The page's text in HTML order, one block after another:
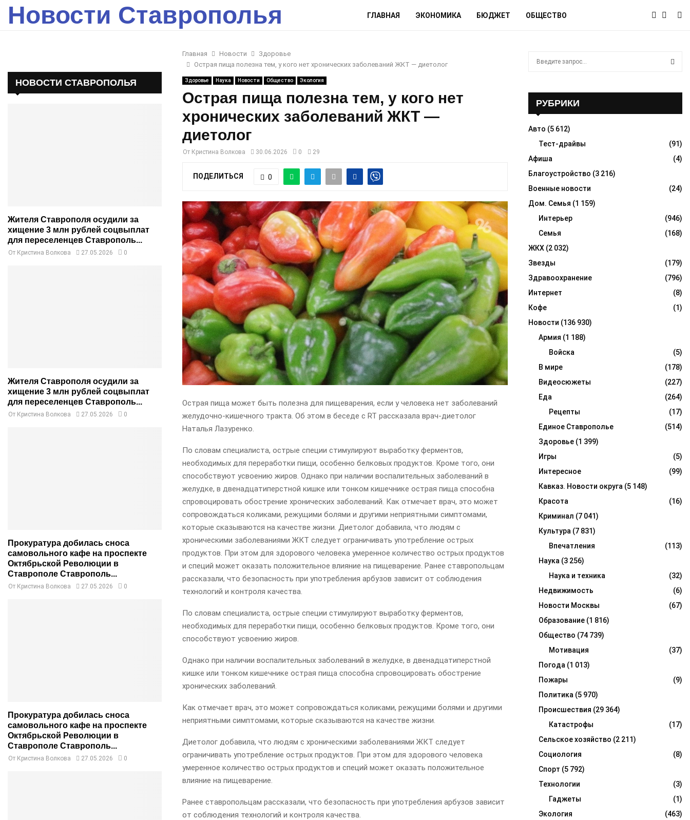
Новости Ставрополья ГЛАВНАЯ ЭКОНОМИКА БЮДЖЕТ ОБЩЕСТВО
Главная Новости
Здоровье
Острая пища полезна тем, у кого нет хронических заболеваний ЖКТ — диетолог
Здоровье Наука Новости Общество Экология
Острая пища полезна тем, у кого нет
хронических заболеваний ЖКТ —
диетолог
От Кристина Волкова 30.06.2026 0 29
ПОДЕЛИТЬСЯ 0
Острая пища может быть полезна для пищеварения, если у человека нет заболеваний
желудочно-кишечного тракта. Об этом в беседе с RT рассказала врач-диетолог
Наталья Лазуренко.
По словам специалиста, острые специи стимулируют выработку ферментов,
необходимых для переработки пищи, особенно белковых продуктов. Кроме того, они
способствуют усвоению жиров. Однако при наличии воспалительных заболеваний в
желудке, в двенадцатиперстной кишке или тонком кишечнике острая пища способна
спровоцировать обострение хронических заболеваний. Как отмечает врач, это может
сопровождаться коликами, режущими болями и другими неприятными симптомами,
которые сказываются на качестве жизни. Диетолог добавила, что людям с
хроническими заболеваниями ЖКТ следует ограничивать употребление острых
продуктов. При этом для здорового человека умеренное количество острых продуктов
и специй может оказать положительное влияние на пищеварение. Ранее ставропольцам
рассказали, что безопасность при употребления арбузов зависит от соблюдения
технологий и контроля качества.
По словам специалиста, острые специи стимулируют выработку ферментов,
необходимых для переработки пищи, особенно белковых продуктов. Кроме того, они
способствуют усвоению жиров.
Однако при наличии воспалительных заболеваний в желудке, в двенадцатиперстной
кишке или тонком кишечнике острая пища способна спровоцировать обострение
хронических заболеваний.
Как отмечает врач, это может сопровождаться коликами, режущими болями и другими
неприятными симптомами, которые сказываются на качестве жизни.
Диетолог добавила, что людям с хроническими заболеваниями ЖКТ следует
ограничивать употребление острых продуктов. При этом для здорового человека
умеренное количество острых продуктов и специй может оказать положительное
влияние на пищеварение.
Ранее ставропольцам рассказали, что безопасность при употребления арбузов зависит
от соблюдения технологий и контроля качества.
НОВОСТИ СТАВРОПОЛЬЯ
Жителя Ставрополя осудили за
хищение 3 млн рублей соцвыплат
для переселенцев Ставрополь...
От Кристина Волкова 27.05.2026 0
Жителя Ставрополя осудили за
хищение 3 млн рублей соцвыплат
для переселенцев Ставрополь...
От Кристина Волкова 27.05.2026 0
Прокуратура добилась сноса
самовольного кафе на проспекте
Октябрьской Революции в
Ставрополе Ставрополь...
От Кристина Волкова 27.05.2026 0
Прокуратура добилась сноса
самовольного кафе на проспекте
Октябрьской Революции в
Ставрополе Ставрополь...
От Кристина Волкова 27.05.2026 0
o
R
C
H
РУБРИКИ
Авто (5 612)
Тест-драйвы
(91)
Афиша
(4)
Благоустройство (3 216)
Военные новости
(24)
Дом. Семья (1 159)
Интерьер
(946)
Семья
(168)
ЖКХ (2 032)
Звезды
(179)
Здравоохранение
(796)
Интернет
(8)
Кофе
(1)
Новости (136 930)
Армия (1 188)
Войска
(5)
В мире
(178)
Видеосюжеты
(227)
Еда
(264)
Рецепты
(17)
Единое Ставрополье
(514)
Здоровье (1 399)
Игры
(5)
Интересное
(99)
Кавказ. Новости округа (5 148)
Красота
(16)
Криминал (7 041)
Культура (7 831)
Впечатления
(113)
Наука (3 256)
Наука и техника
(32)
Недвижимость
(6)
Новости Москвы
(67)
Образование (1 816)
Общество (74 739)
Мотивация
(37)
Погода (1 013)
Пожары
(9)
Политика (5 970)
Происшествия (29 364)
Катастрофы
(17)
Сельское хозяйство (2 211)
Социология
(8)
Спорт (5 792)
Технологии
(3)
Гаджеты
(1)
Экология
(463)